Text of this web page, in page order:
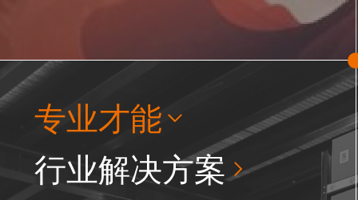
专业才能
行业解决方案